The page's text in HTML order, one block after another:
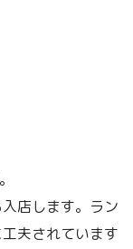
店します。ラン
夫されています